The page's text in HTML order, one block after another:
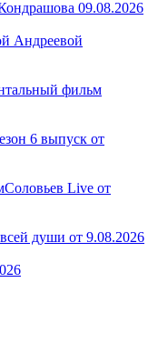
09.08.2026
фильм
6 выпуск от
Соловьев Live от
души от 9.08.2026